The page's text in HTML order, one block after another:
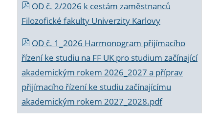
OD č. 2/2026 k cestám zaměstnanců
Filozofické fakulty Univerzity Karlovy
OD č. 1_2026 Harmonogram přijímacího
řízení ke studiu na FF UK pro studium začínající
akademickým rokem 2026_2027 a příprav
přijímacího řízení ke studiu začínajícímu
akademickým rokem 2027_2028.pdf